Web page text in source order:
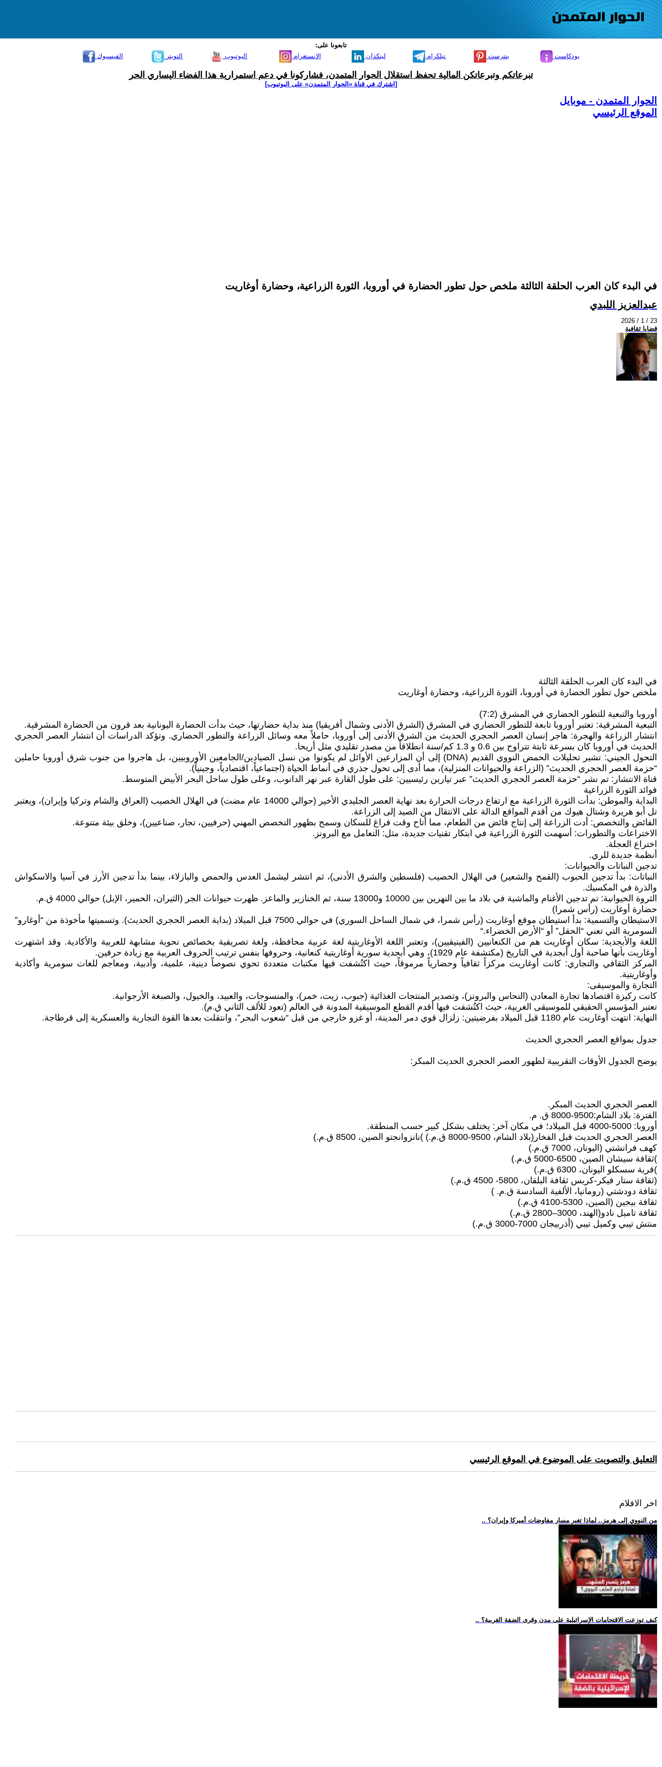
تابعونا على:
الفيسبوك
التويتر اليوتيوب الانستغرام لينكدإن تيلكرام بنترست بودكاست
تبرعاتكم وتبرعاتكن المالية تحفظ استقلال الحوار المتمدن، فشاركونا في دعم استمرارية هذا الفضاء اليساري الحر
[اشترك في قناة ‫«الحوار المتمدن» على اليوتيوب]
الحوار المتمدن - موبايل
الموقع الرئيسي
في البدء كان العرب الحلقة الثالثة ملخص حول تطور الحضارة في أوروبا، الثورة الزراعية، وحضارة أوغاريت
عبدالعزيز اللبدي
2026 / 1 / 23
قضايا ثقافية
في البدء كان العرب الحلقة الثالثة
ملخص حول تطور الحضارة في أوروبا، الثورة الزراعية، وحضارة أوغاريت
أوروبا والتبعية للتطور الحضاري في المشرق (7:2)
التبعية المشرقية: تعتبر أوروبا تابعة للتطور الحضاري في المشرق (الشرق الأدنى وشمال أفريقيا) منذ بداية حضارتها، حيث بدأت الحضارة اليونانية بعد قرون من الحضارة المشرقية.
انتشار الزراعة والهجرة: هاجر إنسان العصر الحجري الحديث من الشرق الأدنى إلى أوروبا، حاملاً معه وسائل الزراعة والتطور الحضاري. وتؤكد الدراسات أن انتشار العصر الحجري
الحديث في أوروبا كان بسرعة ثابتة تتراوح بين 0.6 و 1.3 كم/سنة انطلاقاً من مصدر تقليدي مثل أريحا.
التحول الجيني: تشير تحليلات الحمض النووي القديم (DNA) إلى أن المزارعين الأوائل لم يكونوا من نسل الصيادين/الجامعين الأوروبيين، بل هاجروا من جنوب شرق أوروبا حاملين
“حزمة العصر الحجري الحديث” (الزراعة والحيوانات المنزلية)، مما أدى إلى تحول جذري في أنماط الحياة (اجتماعياً، اقتصادياً، وجينياً).
قناة الانتشار: تم نشر “حزمة العصر الحجري الحديث” عبر تيارين رئيسيين: على طول القارة عبر نهر الدانوب، وعلى طول ساحل البحر الأبيض المتوسط.
فوائد الثورة الزراعية
البداية والموطن: بدأت الثورة الزراعية مع ارتفاع درجات الحرارة بعد نهاية العصر الجليدي الأخير (حوالي 14000 عام مضت) في الهلال الخصيب (العراق والشام وتركيا وإيران)، ويعتبر
تل أبو هريرة وشتال هيوك من أقدم المواقع الدالة على الانتقال من الصيد إلى الزراعة.
الفائض والتخصص: أدت الزراعة إلى إنتاج فائض من الطعام، مما أتاح وقت فراغ للسكان وسمح بظهور التخصص المهني (حرفيين، تجار، صناعيين)، وخلق بيئة متنوعة.
الاختراعات والتطورات: أسهمت الثورة الزراعية في ابتكار تقنيات جديدة، مثل: التعامل مع البرونز.
اختراع العجلة.
أنظمة جديدة للري.
تدجين النباتات والحيوانات:
النباتات: بدأ تدجين الحبوب (القمح والشعير) في الهلال الخصيب (فلسطين والشرق الأدنى)، ثم انتشر ليشمل العدس والحمص والبازلاء، بينما بدأ تدجين الأرز في آسيا والاسكواش
والذرة في المكسيك.
الثروة الحيوانية: تم تدجين الأغنام والماشية في بلاد ما بين النهرين بين 10000 و13000 سنة، ثم الخنازير والماعز. ظهرت حيوانات الجر (الثيران، الحمير، الإبل) حوالي 4000 ق.م.
حضارة أوغاريت (رأس شمرا)
الاستيطان والتسمية: بدأ استيطان موقع أوغاريت (رأس شمرا، في شمال الساحل السوري) في حوالي 7500 قبل الميلاد (بداية العصر الحجري الحديث). وتسميتها مأخوذة من “أوغارو”
السومرية التي تعني “الحقل” أو “الأرض الخضراء.“
اللغة والأبجدية: سكان أوغاريت هم من الكنعانيين (الفينيقيين)، وتعتبر اللغة الأوغاريتية لغة عربية محافظة، ولغة تصريفية بخصائص نحوية مشابهة للعربية والأكادية. وقد اشتهرت
أوغاريت بأنها صاحبة أول أبجدية في التاريخ (مكتشفة عام 1929)، وهي أبجدية سورية أوغاريتية كنعانية، وحروفها بنفس ترتيب الحروف العربية مع زيادة حرفين.
المركز الثقافي والتجاري: كانت أوغاريت مركزاً ثقافياً وحضارياً مرموقاً، حيث اكتُشفت فيها مكتبات متعددة تحوي نصوصاً دينية، علمية، وأدبية، ومعاجم للغات سومرية وأكادية
وأوغاريتية.
التجارة والموسيقى:
كانت ركيزة اقتصادها تجارة المعادن (النحاس والبرونز)، وتصدير المنتجات الغذائية (حبوب، زيت، خمر)، والمنسوجات، والعبيد، والخيول، والصبغة الأرجوانية.
تعتبر المؤسس الحقيقي للموسيقى الغربية، حيث اكتُشفت فيها أقدم القطع الموسيقية المدونة في العالم (تعود للألف الثاني ق.م).
النهاية: انتهت أوغاريت عام 1180 قبل الميلاد بفرضيتين: زلزال قوي دمر المدينة، أو غزو خارجي من قبل “شعوب البحر”، وانتقلت بعدها القوة التجارية والعسكرية إلى قرطاجة.
جدول بمواقع العصر الحجري الحديث
يوضح الجدول الأوقات التقريبية لظهور العصر الحجري الحديث المبكر:
العصر الحجري الحديث المبكر.
الفترة: بلاد الشام:9500-8000 ق. م.
أوروبا: 5000-4000 قبل الميلاد؛ في مكان آخر: يختلف بشكل كبير حسب المنطقة.
العصر الحجري الحديث قبل الفخار(بلاد الشام، 9500-8000 ق.م.) )نانزوانجتو الصين، 8500 ق.م.)
كهف فرانشتي (اليونان، 7000 ق.م.)
)ثقافة سيشان الصين، 6500-5000 ق.م.)
)قرية سسكلو اليونان، 6300 ق.م.)
(ثقافة ستار فيكر-كريس ثقافة البلقان، 5800- 4500 ق.م.)
ثقافة دودشتي (رومانيا، الألفية السادسة ق.م. )
ثقافة بيجين (الصين، 5300-4100 ق.م.)
ثقافة تاميل نادو(الهند، 3000–2800 ق.م.)
منتش تيبي وكميل تيبي (أذربيجان 7000-3000 ق.م.)
التعليق والتصويت على الموضوع في الموقع الرئيسي
اخر الافلام
.. من النووي إلى هرمز.. لماذا تغير مسار مفاوضات أميركا وإيران؟
.. كيف توزعت الاقتحامات الإسرائيلية على مدن وقرى الضفة الغربية؟